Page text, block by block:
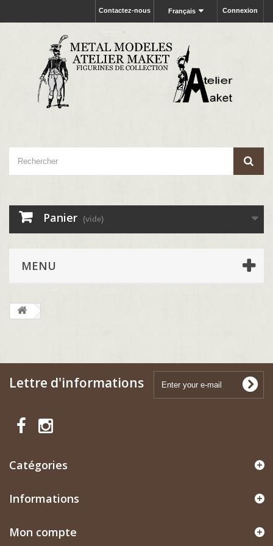
Connexion
Français
Contactez-nous
Panier (vide)
MENU
Lettre d'informations
Catégories
Informations
Mon compte